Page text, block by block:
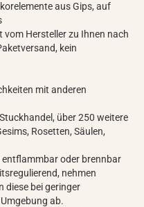
aus Gips, auf
Hersteller zu Ihnen nach
kein
mit anderen
über 250 weitere
Rosetten, Säulen,
oder brennbar
nehmen
diese bei geringer
ab.